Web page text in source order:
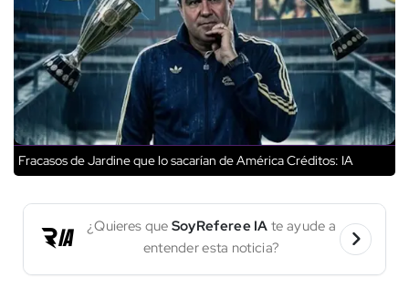
Fracasos de Jardine que lo sacarían de AméricaCréditos: IA
¿Quieres que SoyReferee IA te ayude a
entender esta noticia?